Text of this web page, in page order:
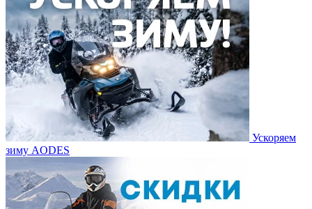
Ускоряем
зиму AODES